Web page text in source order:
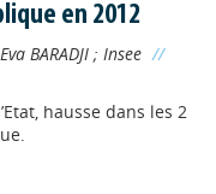
en 2012
Eva BARADJI ; Insee //
hausse dans les 2